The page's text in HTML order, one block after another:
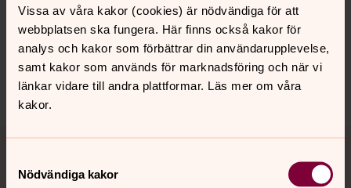
Vissa av våra kakor (cookies) är nödvändiga för att
webbplatsen ska fungera. Här finns också kakor för
analys och kakor som förbättrar din användarupplevelse,
samt kakor som används för marknadsföring och när vi
länkar vidare till andra plattformar. Läs mer om våra
kakor.
Nödvändiga kakor
Synpunkter eller frågor på sidans
innehåll?
bro.forsamling@svenskakyrkan.se
Dela